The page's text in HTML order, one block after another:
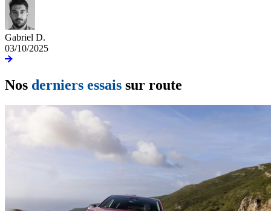
Gabriel D.
03/10/2025
Nos derniers essais sur route